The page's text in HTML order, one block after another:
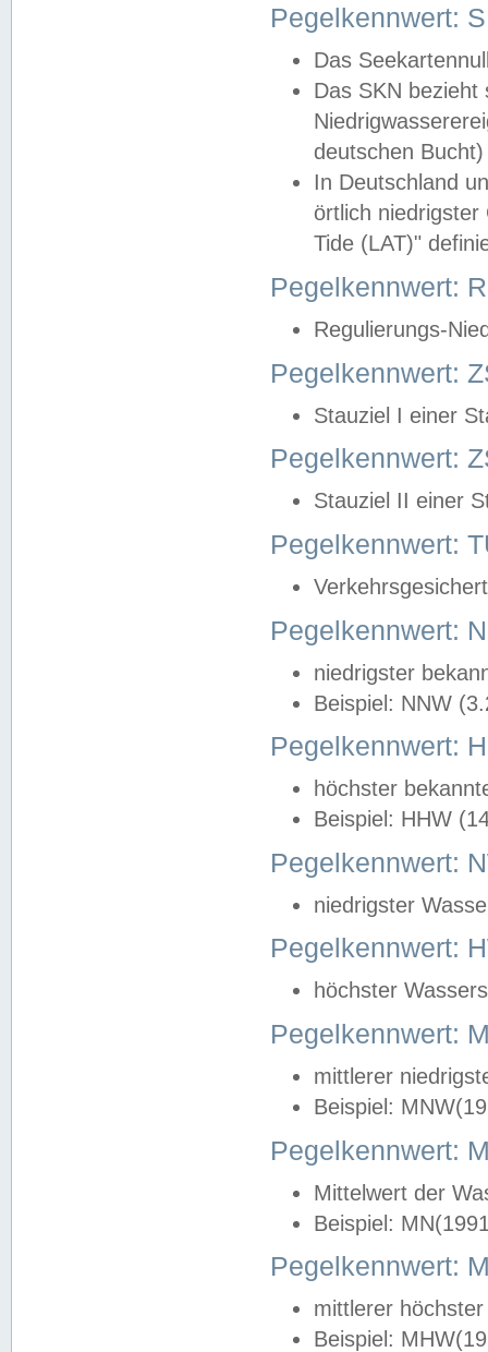
Pegelkennwert:
Das
Das SKN
deutschen
In Deutschland
örtlich
Tide (LAT)"
Pegelkennwert:
Regulierungs-
Pegelkennwert:
Stauziel I einer
Pegelkennwert:
Stauziel II einer
Pegelkennwert:
Pegelkennwert:
niedrigster
Beispiel: NNW
Pegelkennwert:
höchster
Beispiel: HHW
Pegelkennwert:
niedrigster
Pegelkennwert:
höchster
Pegelkennwert:
mittlerer
Beispiel:
Pegelkennwert:
Mittelwert der
Beispiel:
Pegelkennwert:
mittlerer
Beispiel: